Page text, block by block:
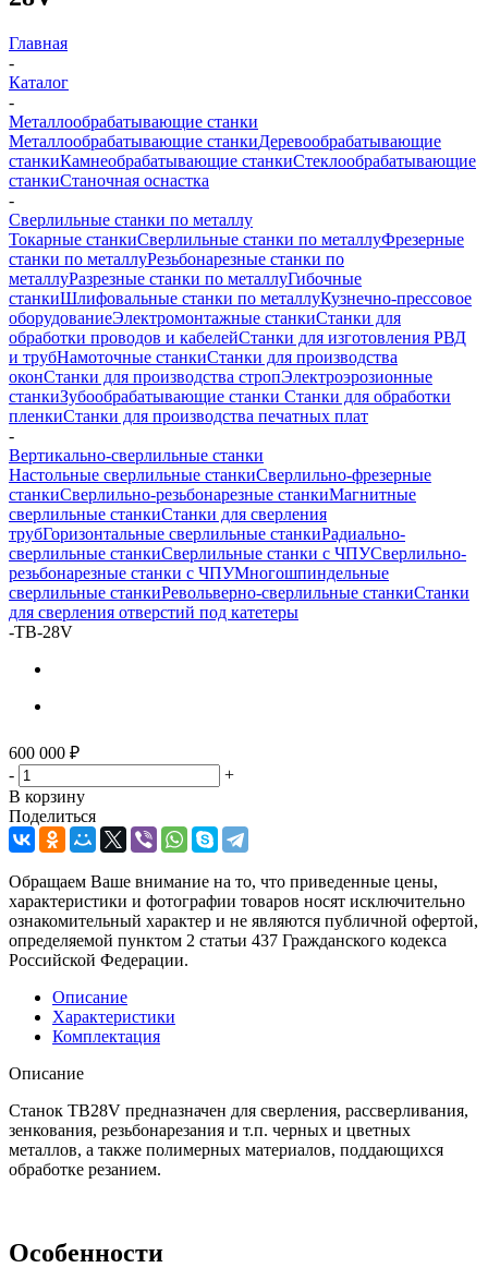
Главная
-
Каталог
-
Металлообрабатывающие станки
Металлообрабатывающие станкиДеревообрабатывающие
станкиКамнеобрабатывающие станкиСтеклообрабатывающие
станкиСтаночная оснастка
-
Сверлильные станки по металлу
Токарные станкиСверлильные станки по металлуФрезерные
станки по металлуРезьбонарезные станки по
металлуРазрезные станки по металлуГибочные
станкиШлифовальные станки по металлуКузнечно-прессовое
оборудованиеЭлектромонтажные станкиСтанки для
обработки проводов и кабелейСтанки для изготовления РВД
и трубНамоточные станкиСтанки для производства
оконСтанки для производства стропЭлектроэрозионные
станкиЗубообрабатывающие станки Станки для обработки
пленкиСтанки для производства печатных плат
-
Вертикально-сверлильные станки
Настольные сверлильные станкиСверлильно-фрезерные
станкиСверлильно-резьбонарезные станкиМагнитные
сверлильные станкиСтанки для сверления
трубГоризонтальные сверлильные станкиРадиально-
сверлильные станкиСверлильные станки с ЧПУСверлильно-
резьбонарезные станки с ЧПУМногошпиндельные
сверлильные станкиРевольверно-сверлильные станкиСтанки
для сверления отверстий под катетеры
-TB-28V
600 000 ₽
-
+
В корзину
Поделиться
Обращаем Ваше внимание на то, что приведенные цены,
характеристики и фотографии товаров носят исключительно
ознакомительный характер и не являются публичной офертой,
определяемой пунктом 2 статьи 437 Гражданского кодекса
Российской Федерации.
Описание
Характеристики
Комплектация
Описание
Станок TB28V предназначен для сверления, рассверливания,
зенкования, резьбонарезания и т.п. черных и цветных
металлов, а также полимерных материалов, поддающихся
обработке резанием.
Особенности